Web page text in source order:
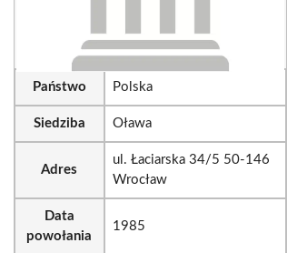
Państwo Polska
Siedziba Oława
Adres
ul. Łaciarska 34/5 50-146
Wrocław
Data
powołania
1985